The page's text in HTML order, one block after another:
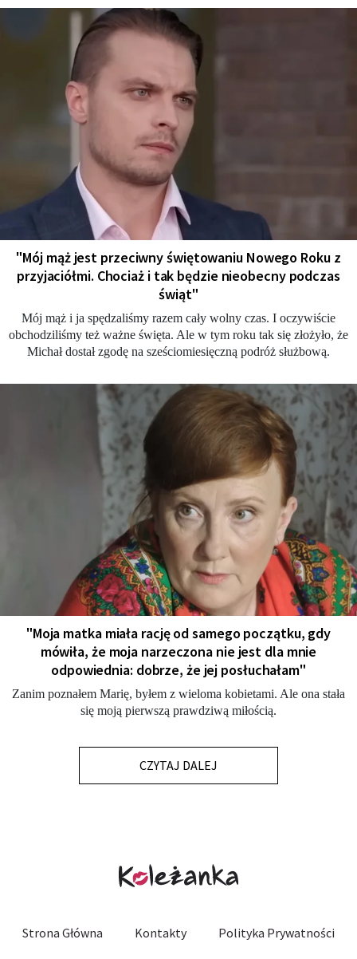
"Mój mąż jest przeciwny świętowaniu Nowego Roku z
przyjaciółmi. Chociaż i tak będzie nieobecny podczas
świąt"
Mój mąż i ja spędzaliśmy razem cały wolny czas. I oczywiście
obchodziliśmy też ważne święta. Ale w tym roku tak się złożyło, że
Michał dostał zgodę na sześciomiesięczną podróż służbową.
"Moja matka miała rację od samego początku, gdy
mówiła, że moja narzeczona nie jest dla mnie
odpowiednia: dobrze, że jej posłuchałam"
Zanim poznałem Marię, byłem z wieloma kobietami. Ale ona stała
się moją pierwszą prawdziwą miłością.
CZYTAJ DALEJ
Strona Główna Kontakty Polityka Prywatności